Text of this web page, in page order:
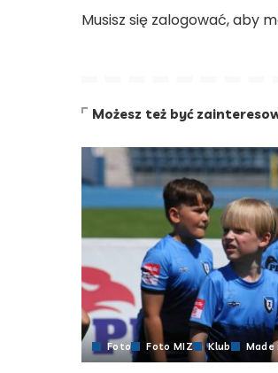
Musisz się zalogować, aby
Możesz też być
Foto Foto MIZ Klub Made